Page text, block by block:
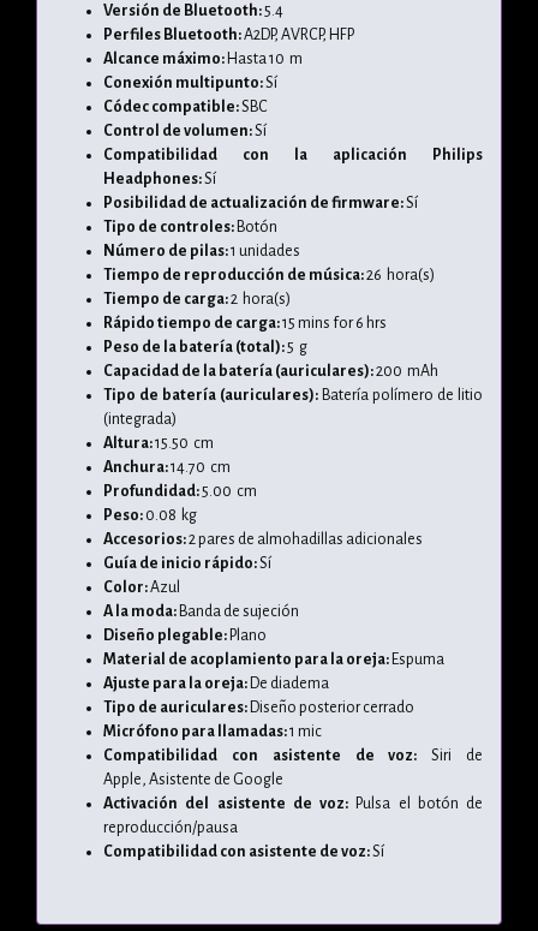
Versión de Bluetooth:5.4
Perfiles Bluetooth:A2DP, AVRCP, HFP
Alcance máximo: Hasta 10 m
Conexión multipunto:Sí
Códec compatible:SBC
Control de volumen:Sí
Compatibilidad con la aplicación Philips
Headphones:Sí
Posibilidad de actualización de firmware:Sí
Tipo de controles: Botón
Número de pilas:1 unidades
Tiempo de reproducción de música:26 hora(s)
Tiempo de carga:2 hora(s)
Rápido tiempo de carga:15 mins for 6 hrs
Peso de la batería (total):5 g
Capacidad de la batería (auriculares):200 mAh
Tipo de batería (auriculares): Batería polímero de litio
(integrada)
Altura:15.50 cm
Anchura:14.70 cm
Profundidad:5.00 cm
Peso: 0.08 kg
Accesorios:2 pares de almohadillas adicionales
Guía de inicio rápido:Sí
Color:Azul
A la moda: Banda de sujeción
Diseño plegable: Plano
Material de acoplamiento para la oreja: Espuma
Ajuste para la oreja: De diadema
Tipo de auriculares: Diseño posterior cerrado
Micrófono para llamadas:1 mic
Compatibilidad con asistente de voz:
Siri de
Apple, Asistente de Google
Activación del asistente de voz: Pulsa el botón de
reproducción/pausa
Compatibilidad con asistente de voz:Sí